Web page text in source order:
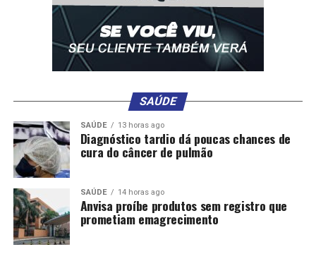
SAÚDE
SAÚDE 13 horas ago
Diagnóstico tardio dá poucas chances de
cura do câncer de pulmão
SAÚDE 14 horas ago
Anvisa proíbe produtos sem registro que
prometiam emagrecimento